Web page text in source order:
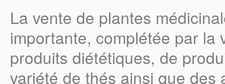
La vente de plantes
importante, complétée par la
produits diététiques, de
variété de thés ainsi que